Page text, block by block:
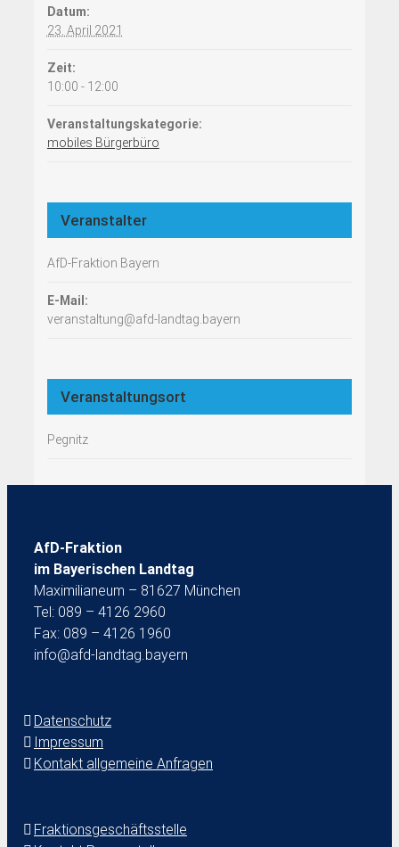
Datum:
23. April 2021
Zeit:
10:00 - 12:00
Veranstaltungskategorie:
mobiles Bürgerbüro
Veranstalter
AfD-Fraktion Bayern
E-Mail:
veranstaltung@afd-landtag.bayern
Veranstaltungsort
Pegnitz
AfD-Fraktion
im Bayerischen Landtag
Maximilianeum – 81627 München
Tel: 089 – 4126 2960
Fax: 089 – 4126 1960
info@afd-landtag.bayern
Datenschutz
Impressum
Kontakt allgemeine Anfragen
Fraktionsgeschäftsstelle